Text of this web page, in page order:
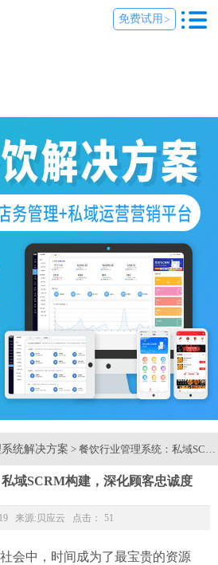
免费试用 >
统解决方案 > 餐饮行业管理系统：私域
域SCRM构建，深化顾客忠诚度
来源: 贝应云 点击： 51
会中，时间成为了最宝贵的资源